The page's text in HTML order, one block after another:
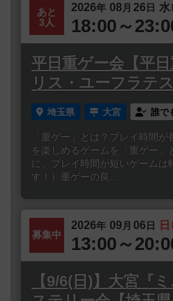
あと
3人
2026年 08 月 26日 水
18:00～
平日重ゲー会【平
リス・ユーフラテス
埼玉県 大宮 誰で
「重ゲー」とは？プレイ時間
を楽しめるゲームを「重ゲー」
に、プレイ時間が短いゲームは
す！）重ゲーの良...
募集中
2026年 09 月 06日 日
13:00～
【9/6(日)】大宮『